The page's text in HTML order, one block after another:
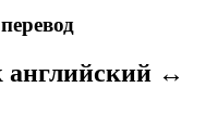
английский ↔